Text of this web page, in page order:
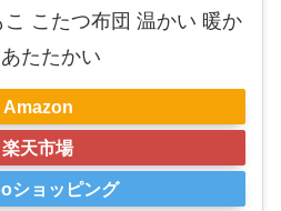
こたつ布団 温かい 暖か
たたかい
Amazon
楽天市場
ショッピング